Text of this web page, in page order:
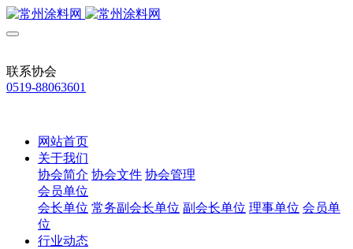
联系协会
0519-88063601
网站首页
关于我们
协会简介 协会文件 协会管理
会员单位
会长单位 常务副会长单位 副会长单位 理事单位 会员单
位
行业动态